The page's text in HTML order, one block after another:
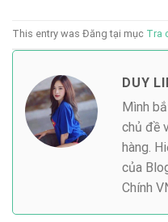
This entry was Đăng tại mục Tra
DUY
Mình
chủ đề
hàng.
của
Chính